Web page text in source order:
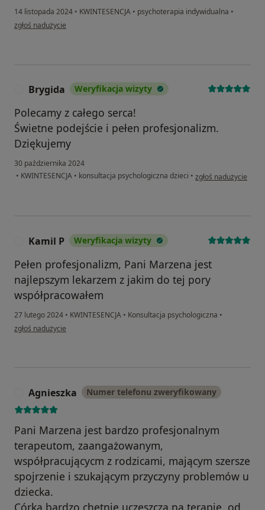
14 listopada 2024 • KWINTESENCJA • psychoterapia indywidualna •
w opinii użytkownika Julia
zgłoś nadużycie
Brygida Weryfikacja wizyty
Polecamy z całego serca!
Świetne podejście i pełen profesjonalizm.
Dziękujemy
30 października 2024
• KWINTESENCJA • konsultacja psychologiczna dzieci • w opinii użytkownika
zgłoś nadużycie
Kamil P Weryfikacja wizyty
Pełen profesjonalizm, Pani Marzena jest
najlepszym lekarzem z jakim do tej pory
współpracowałem
27 lutego 2024 • KWINTESENCJA • Konsultacja psychologiczna •
w opinii użytkownika Kamil P
zgłoś nadużycie
Agnieszka Numer telefonu zweryfikowany
Pani Marzena jest bardzo profesjonalnym
terapeutom, zaangażowanym,
współpracującycm z rodzicami, mającym szersze
spojrzenie i szukającym przyczyny problemów u
dziecka.
Córka bardzo chętnie uczęszcza na terapię, od